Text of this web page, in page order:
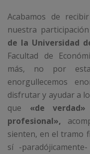
Acabamos de
nuestra
de la Universidad
Facultad de
más, no por
enorgullecemos
disfrutar y ayudar a
que «de verdad»
profesional»,
sienten, en el tramo
sí -